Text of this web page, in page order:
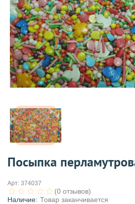
Посыпка
Арт: 374037
(0 отзывов)
Наличие: Товар заканчивается